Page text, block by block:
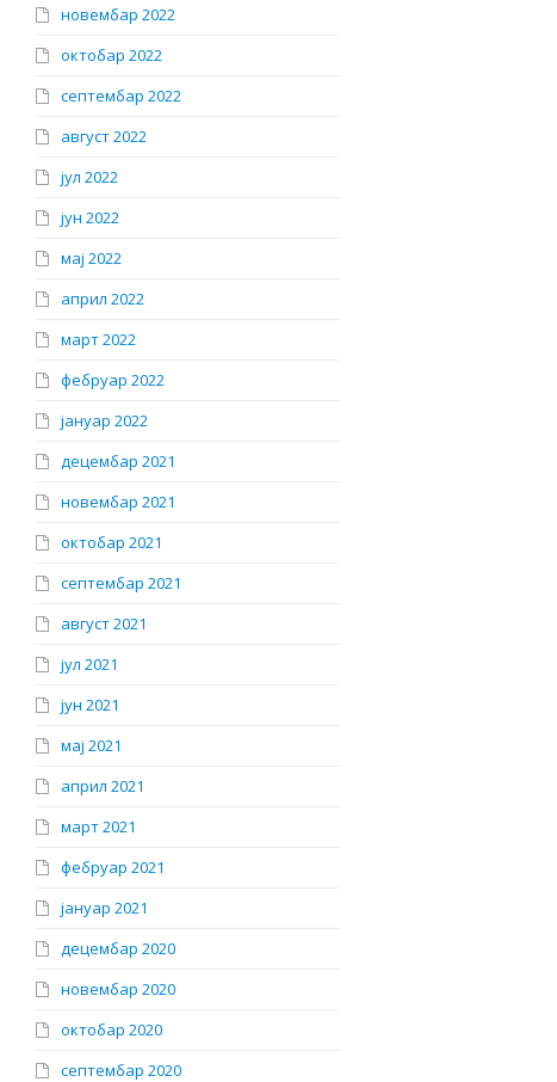
новембар 2022
октобар 2022
септембар 2022
август 2022
јул 2022
јун 2022
мај 2022
април 2022
март 2022
фебруар 2022
јануар 2022
децембар 2021
новембар 2021
октобар 2021
септембар 2021
август 2021
јул 2021
јун 2021
мај 2021
април 2021
март 2021
фебруар 2021
јануар 2021
децембар 2020
новембар 2020
октобар 2020
септембар 2020